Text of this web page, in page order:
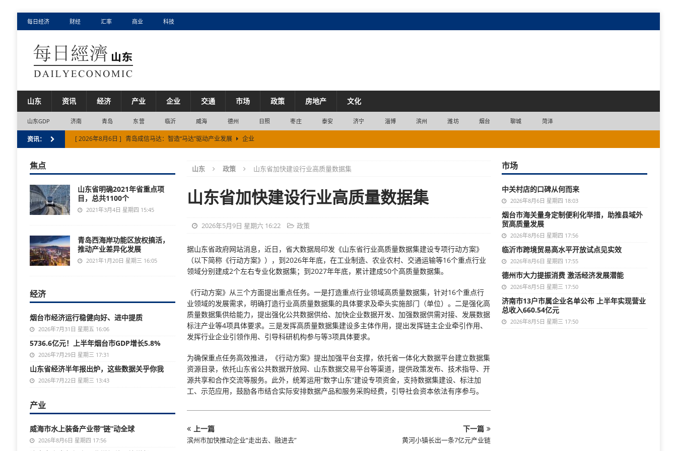
每日经济 财经 汇率 商业 科技
山东 资讯 经济 产业 企业 交通 市场 政策 房地产 文化
山东GDP 济南 青岛 东营 临沂 威海 德州 日照 枣庄 泰安 济宁 淄博 滨州 潍坊 烟台 聊城 菏泽
资讯： [ 2026年8月6日 ] 青岛成信马达：智造“马达”驱动产业发展
企业
[ 2026年8月6日 ] 威海市水上装备产业带“链”动全球
产业
[ 2026年8月6日 ] 临沂市跨境贸易高水平开放试点见实效
市场
[ 2026年8月6日 ]
中关村店的口碑从何而来 市场
山东 政策 山东省加快建设行业高质量数据集
山东省加快建设行业高质量数据集
2026年5月9日 星期六 16:22 政策
据山东省政府网站消息，近日，省大数据局印发《山东省行业高质量数据集建设专项行动方案》
（以下简称《行动方案》），到2026年年底，在工业制造、农业农村、交通运输等16个重点行业
领域分别建成2个左右专业化数据集；到2027年年底，累计建成50个高质量数据集。
《行动方案》从三个方面提出重点任务。一是打造重点行业领域高质量数据集，针对16个重点行
业领域的发展需求，明确打造行业高质量数据集的具体要求及牵头实施部门（单位）。二是强化高
质量数据集供给能力，提出强化公共数据供给、加快企业数据开发、加强数据供需对接、发展数据
标注产业等4项具体要求。三是发挥高质量数据集建设多主体作用，提出发挥链主企业牵引作用、
发挥行业企业引领作用、引导科研机构参与等3项具体要求。
为确保重点任务高效推进，《行动方案》提出加强平台支撑，依托省一体化大数据平台建立数据集
资源目录，依托山东省公共数据开放网、山东数据交易平台等渠道，提供政策发布、技术指导、开
源共享和合作交流等服务。此外，统筹运用“数字山东”建设专项资金，支持数据集建设、标注加
工、示范应用，鼓励各市结合实际安排数据产品和服务采购经费，引导社会资本依法有序参与。
上一篇
滨州市加快推动企业“走出去、融进去”
下一篇
黄河小镇长出一条7亿元产业链
焦点
山东省明确2021年省重点项
目，总共1100个
2021年3月4日 星期四 15:45
青岛西海岸功能区放权搞活，
推动产业差异化发展
2021年1月20日 星期三 16:05
经济
烟台市经济运行稳健向好、进中提质
2026年7月31日 星期五 16:06
5736.6亿元！上半年烟台市GDP增长5.8%
2026年7月29日 星期三 17:31
山东省经济半年报出炉，这些数据关乎你我
2026年7月22日 星期三 13:43
产业
威海市水上装备产业带“链”动全球
2026年8月6日 星期四 17:56
市场
中关村店的口碑从何而来
2026年8月6日 星期四 18:03
烟台市海关量身定制便利化举措，助推县域外
贸高质量发展
2026年8月6日 星期四 17:56
临沂市跨境贸易高水平开放试点见实效
2026年8月6日 星期四 17:55
德州市大力提振消费 激活经济发展潜能
2026年8月5日 星期三 17:50
济南市13户市属企业名单公布 上半年实现营业
总收入660.54亿元
2026年8月5日 星期三 17:50